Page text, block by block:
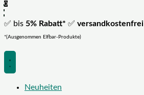
0
✅ bis 5% Rabatt* ✅ versandkostenfrei
*(Ausgenommen Elfbar-Produkte)
Neuheiten